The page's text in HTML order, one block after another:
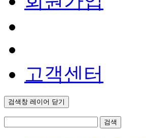
고객센터
검색창 레이어 닫기
검색